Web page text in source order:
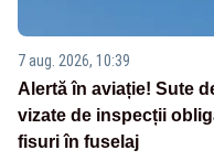
7 aug. 2026, 10:39
Alertă în aviație! Sute
vizate de inspecții
fisuri în fuselaj